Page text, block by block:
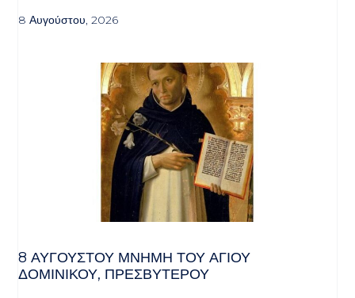
8 Αυγούστου, 2026
8 ΑΥΓΟΥΣΤΟΥ ΜΝΗΜΗ ΤΟΥ ΑΓΙΟΥ
ΔΟΜΙΝΙΚΟΥ, ΠΡΕΣΒΥΤΕΡΟΥ